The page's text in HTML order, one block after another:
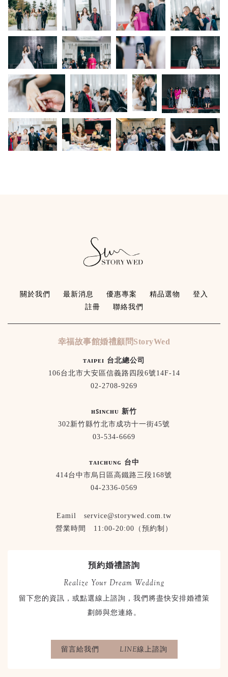
關於我們 最新消息 優惠專案 精品選物
登入
註冊
聯絡我們
幸福故事館婚禮顧問StoryWed
ᴛᴀɪᴘᴇɪ 台北總公司
106台北市大安區信義路四段6號14F-14
02-2708-9269
ʜꜱɪɴᴄʜᴜ 新竹
302新竹縣竹北市成功十一街45號
03-534-6669
ᴛᴀɪᴄʜᴜɴɢ 台中
414台中市烏日區高鐵路三段168號
04-2336-0569
Eamil service@storywed.com.tw
營業時間 11:00-20:00（預約制）
預約婚禮諮詢
Realize Your Dream Wedding
留下您的資訊，或點選線上諮詢，我們將盡快安排婚禮策
劃師與您連絡。
留言給我們 LINE線上諮詢